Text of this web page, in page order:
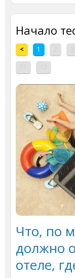
Начало
< 1
Что, по
должно
отеле,